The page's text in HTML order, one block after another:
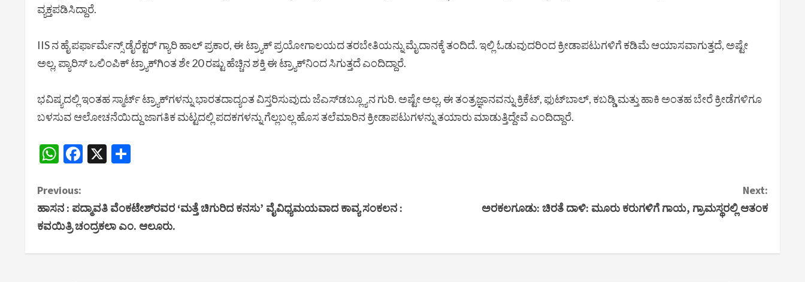
ವ್ಯಕ್ತಪಡಿಸಿದ್ದಾರೆ.
IIS ನ ಹೈ ಪರ್ಫಾರ್ಮೆನ್ಸ್ ಡೈರೆಕ್ಟರ್ ಗ್ಯಾರಿ ಹಾಲ್ ಪ್ರಕಾರ, ಈ ಟ್ರ್ಯಾಕ್ ಪ್ರಯೋಗಾಲಯದ ತರಬೇತಿಯನ್ನು ಮೈದಾನಕ್ಕೆ ತಂದಿದೆ. ಇಲ್ಲಿ ಓಡುವುದರಿಂದ ಕ್ರೀಡಾಪಟುಗಳಿಗೆ ಕಡಿಮೆ ಆಯಾಸವಾಗುತ್ತದೆ, ಅಷ್ಟೇ
ಅಲ್ಲ, ಪ್ಯಾರಿಸ್ ಒಲಿಂಪಿಕ್ ಟ್ರ್ಯಾಕ್‌ಗಿಂತ ಶೇ 20 ರಷ್ಟು ಹೆಚ್ಚಿನ ಶಕ್ತಿ ಈ ಟ್ರ್ಯಾಕ್‌ನಿಂದ ಸಿಗುತ್ತದೆ ಎಂದಿದ್ದಾರೆ.
ಭವಿಷ್ಯದಲ್ಲಿ ಇಂತಹ ಸ್ಮಾರ್ಟ್ ಟ್ರ್ಯಾಕ್‌ಗಳನ್ನು ಭಾರತದಾದ್ಯಂತ ವಿಸ್ತರಿಸುವುದು ಜೆಎಸ್‌ಡಬ್ಲ್ಯೂನ ಗುರಿ. ಅಷ್ಟೇ ಅಲ್ಲ, ಈ ತಂತ್ರಜ್ಞಾನವನ್ನು ಕ್ರಿಕೆಟ್, ಫುಟ್‌ಬಾಲ್, ಕಬಡ್ಡಿ ಮತ್ತು ಹಾಕಿ ಅಂತಹ ಬೇರೆ ಕ್ರೀಡೆಗಳಿಗೂ
ಬಳಸುವ ಆಲೋಚನೆಯಿದ್ದು ಜಾಗತಿಕ ಮಟ್ಟದಲ್ಲಿ ಪದಕಗಳನ್ನು ಗೆಲ್ಲಬಲ್ಲ ಹೊಸ ತಲೆಮಾರಿನ ಕ್ರೀಡಾಪಟುಗಳನ್ನು ತಯಾರು ಮಾಡುತ್ತಿದ್ದೇವೆ ಎಂದಿದ್ದಾರೆ.
WhatsApp
Facebook
X
C
o
Previous:
ಹಾಸನ : ಪದ್ಮಾವತಿ ವೆಂಕಟೇಶ್‌ರವರ ‘ಮತ್ತೆ ಚಿಗುರಿದ ಕನಸು’ ವೈವಿಧ್ಯಮಯವಾದ ಕಾವ್ಯ ಸಂಕಲನ :
ಕವಯಿತ್ರಿ ಚಂದ್ರಕಲಾ ಎಂ. ಆಲೂರು.
Next:
ಅರಕಲಗೂಡು: ಚಿರತೆ ದಾಳಿ: ಮೂರು ಕರುಗಳಿಗೆ ಗಾಯ, ಗ್ರಾಮಸ್ಥರಲ್ಲಿ ಆತಂಕ